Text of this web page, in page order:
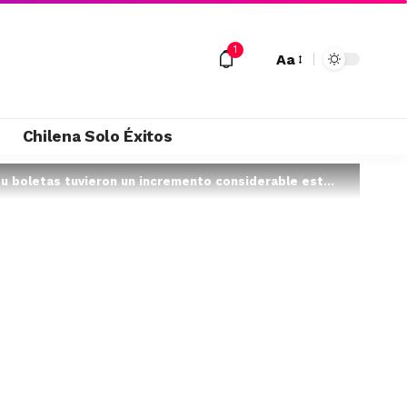
1
Aa
Chilena Solo Éxitos
tuvieron un incremento considerable este …